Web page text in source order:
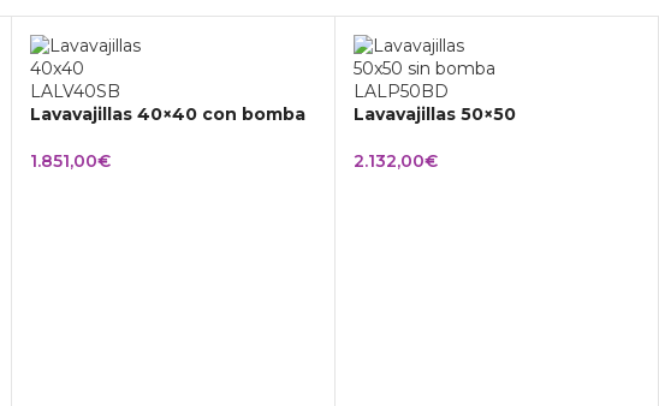
Lavavajillas 40×40 con bomba
1.851,00€
Lavavajillas 50×50
2.132,00€